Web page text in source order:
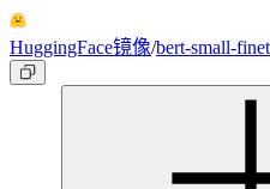
HuggingFace镜像/bert-small-